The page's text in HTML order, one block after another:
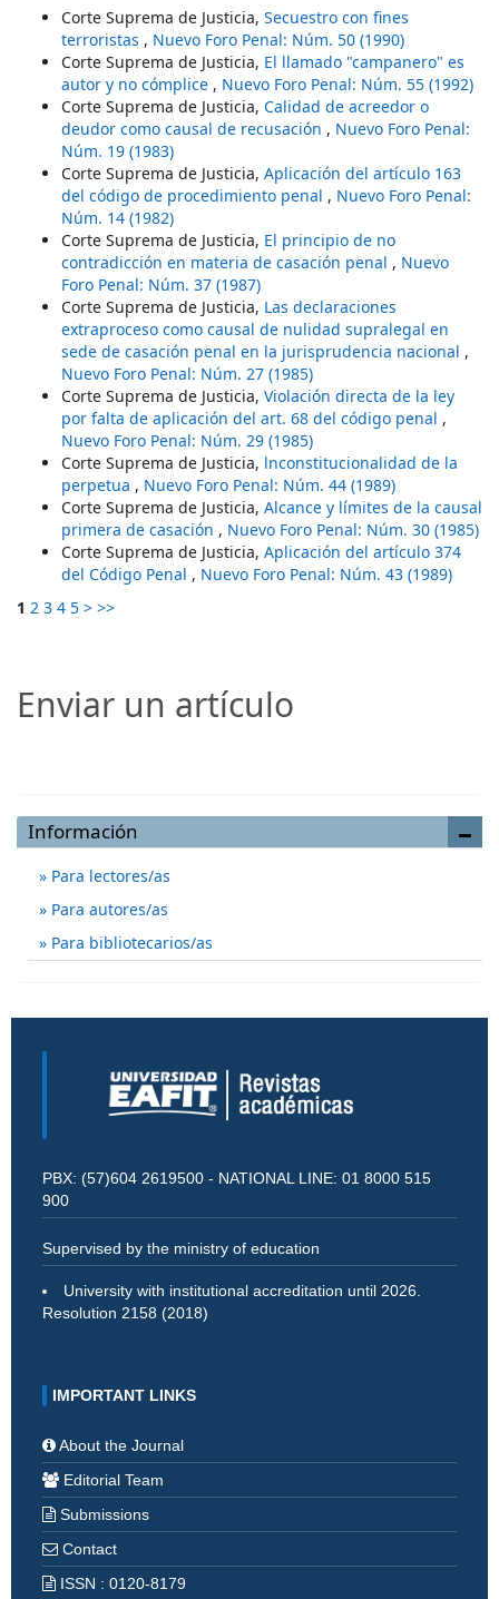
Corte Suprema de Justicia, Secuestro con fines
terroristas , Nuevo Foro Penal: Núm. 50 (1990)
Corte Suprema de Justicia, El llamado "campanero" es
autor y no cómplice , Nuevo Foro Penal: Núm. 55 (1992)
Corte Suprema de Justicia, Calidad de acreedor o
deudor como causal de recusación , Nuevo Foro Penal:
Núm. 19 (1983)
Corte Suprema de Justicia, Aplicación del artículo 163
del código de procedimiento penal , Nuevo Foro Penal:
Núm. 14 (1982)
Corte Suprema de Justicia, El principio de no
contradicción en materia de casación penal , Nuevo
Foro Penal: Núm. 37 (1987)
Corte Suprema de Justicia, Las declaraciones
extraproceso como causal de nulidad supralegal en
sede de casación penal en la jurisprudencia nacional ,
Nuevo Foro Penal: Núm. 27 (1985)
Corte Suprema de Justicia, Violación directa de la ley
por falta de aplicación del art. 68 del código penal ,
Nuevo Foro Penal: Núm. 29 (1985)
Corte Suprema de Justicia, lnconstitucionalidad de la
perpetua , Nuevo Foro Penal: Núm. 44 (1989)
Corte Suprema de Justicia, Alcance y límites de la causal
primera de casación , Nuevo Foro Penal: Núm. 30 (1985)
Corte Suprema de Justicia, Aplicación del artículo 374
del Código Penal , Nuevo Foro Penal: Núm. 43 (1989)
1 2 3 4 5 > >>
Enviar un artículo
Información
Para lectores/as
Para autores/as
Para bibliotecarios/as
PBX: (57)604 2619500 - NATIONAL LINE: 01 8000 515
900
Supervised by the ministry of education
University with institutional accreditation until 2026.
Resolution 2158 (2018)
IMPORTANT LINKS
About the Journal
Editorial Team
Submissions
Contact
ISSN : 0120-8179